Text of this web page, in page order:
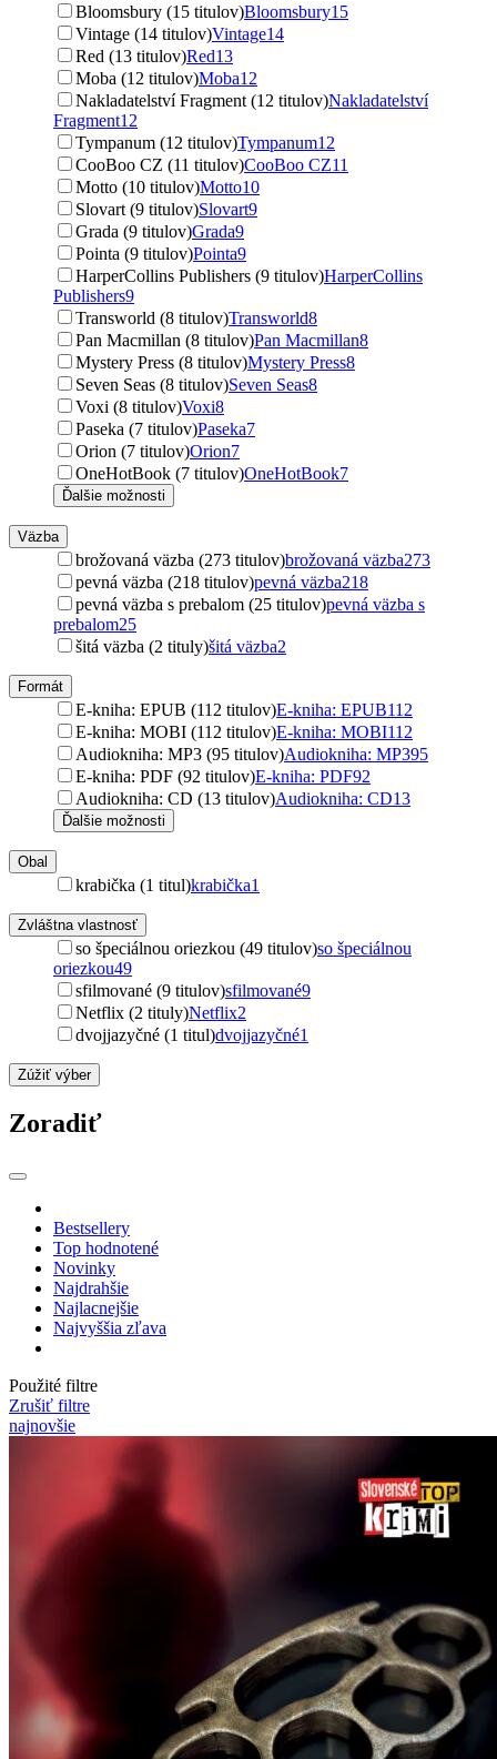
Bloomsbury (15 titulov)Bloomsbury15
Vintage (14 titulov)Vintage14
Red (13 titulov)Red13
Moba (12 titulov)Moba12
Nakladatelství Fragment (12 titulov)Nakladatelství
Fragment12
Tympanum (12 titulov)Tympanum12
CooBoo CZ (11 titulov)CooBoo CZ11
Motto (10 titulov)Motto10
Slovart (9 titulov)Slovart9
Grada (9 titulov)Grada9
Pointa (9 titulov)Pointa9
HarperCollins Publishers (9 titulov)HarperCollins
Publishers9
Transworld (8 titulov)Transworld8
Pan Macmillan (8 titulov)Pan Macmillan8
Mystery Press (8 titulov)Mystery Press8
Seven Seas (8 titulov)Seven Seas8
Voxi (8 titulov)Voxi8
Paseka (7 titulov)Paseka7
Orion (7 titulov)Orion7
OneHotBook (7 titulov)OneHotBook7
Ďalšie možnosti
Väzba
brožovaná väzba (273 titulov)brožovaná väzba273
pevná väzba (218 titulov)pevná väzba218
pevná väzba s prebalom (25 titulov)pevná väzba s
prebalom25
šitá väzba (2 tituly)šitá väzba2
Formát
E-kniha: EPUB (112 titulov)E-kniha: EPUB112
E-kniha: MOBI (112 titulov)E-kniha: MOBI112
Audiokniha: MP3 (95 titulov)Audiokniha: MP395
E-kniha: PDF (92 titulov)E-kniha: PDF92
Audiokniha: CD (13 titulov)Audiokniha: CD13
Ďalšie možnosti
Obal
krabička (1 titul)krabička1
Zvláštna vlastnosť
so špeciálnou oriezkou (49 titulov)so špeciálnou
oriezkou49
sfilmované (9 titulov)sfilmované9
Netflix (2 tituly)Netflix2
dvojjazyčné (1 titul)dvojjazyčné1
Zúžiť výber
Zoradiť
Bestsellery
Top hodnotené
Novinky
Najdrahšie
Najlacnejšie
Najvyššia zľava
Použité filtre
Zrušiť filtre
najnovšie